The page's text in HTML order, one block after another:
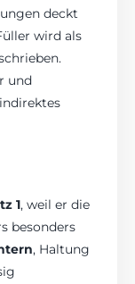
deckt
wird als
und
1, weil er die
besonders
, Haltung